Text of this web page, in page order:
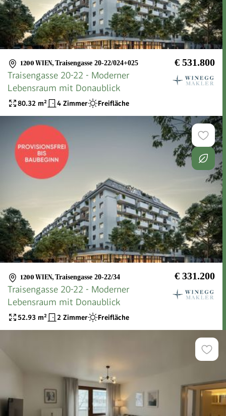
1200 WIEN, Traisengasse 20-22/024+025 € 531.800
Traisengasse 20-22 - Moderner
Lebensraum mit Donaublick
80.32 m² 4 Zimmer Freifläche
1200 WIEN, Traisengasse 20-22/34 € 331.200
Traisengasse 20-22 - Moderner
Lebensraum mit Donaublick
52.93 m² 2 Zimmer Freifläche